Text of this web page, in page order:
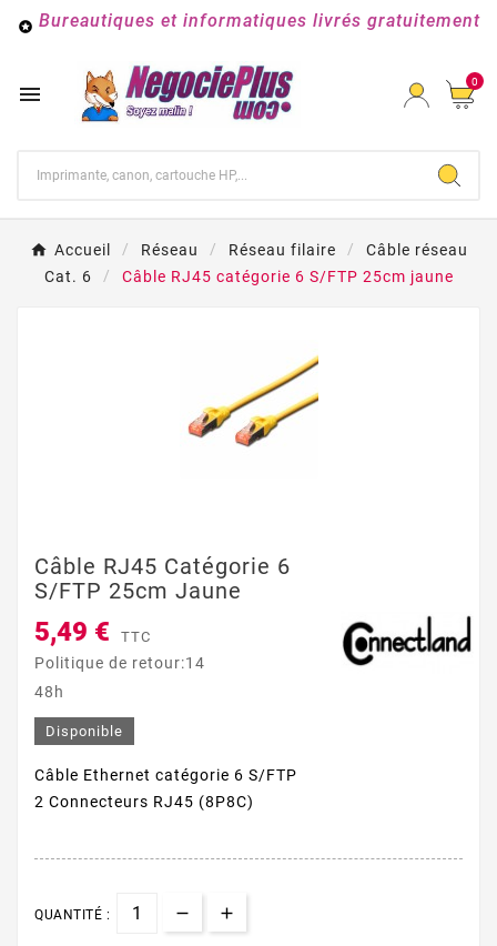
 Bureautiques et informatiques livrés gratuitement
 0
Accueil Réseau Réseau filaire
Câble réseau
Cat. 6
Câble RJ45 catégorie 6 S/FTP 25cm jaune
Câble RJ45 Catégorie 6
S/FTP 25cm Jaune
5,49 € TTC
Politique de retour:14
48h
Disponible
Câble Ethernet catégorie 6 S/FTP
2 Connecteurs RJ45 (8P8C)
QUANTITÉ :